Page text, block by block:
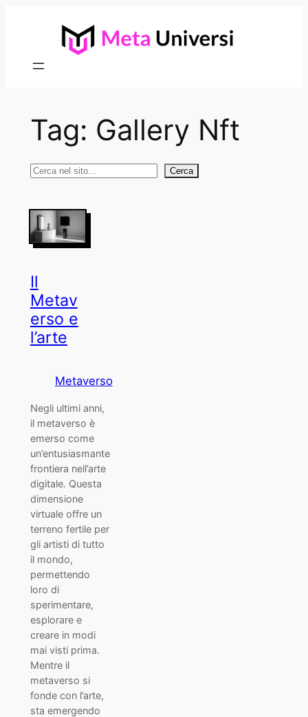
Tag: Gallery Nft
Cerca Cerca
Il
Metav
erso e
l’arte
Metaverso
Negli ultimi anni,
il metaverso è
emerso come
un’entusiasmante
frontiera nell’arte
digitale. Questa
dimensione
virtuale offre un
terreno fertile per
gli artisti di tutto
il mondo,
permettendo
loro di
sperimentare,
esplorare e
creare in modi
mai visti prima.
Mentre il
metaverso si
fonde con l’arte,
sta emergendo